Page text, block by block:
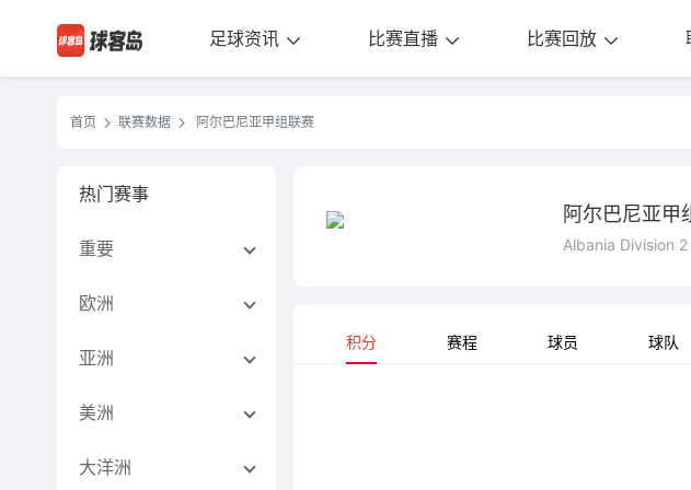
足球资讯 比赛直播 比赛回放
首页 联赛数据 阿尔巴尼亚甲组联赛
热门赛事
重要
欧洲
亚洲
美洲
大洋洲
阿尔巴尼亚甲
Albania Division 2
积分 赛程 球员 球队